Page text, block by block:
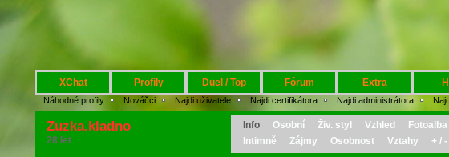
XChat Profily Duel / Top Fórum Extra
Náhodné profily Nováčci Najdi uživatele Najdi certifikátora Najdi administrátora
Zuzka.kladno
28 let
Info Osobní Živ. styl Vzhled
Fotoalba
Intimně
Zájmy Osobnost Vztahy + / -